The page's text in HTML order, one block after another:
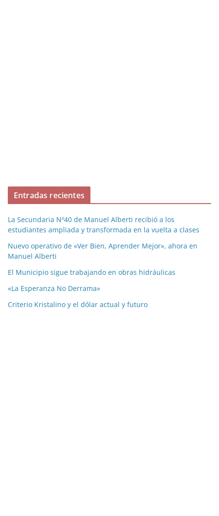
Entradas recientes
La Secundaria Nº40 de Manuel Alberti recibió a los
estudiantes ampliada y transformada en la vuelta a clases
Nuevo operativo de «Ver Bien, Aprender Mejor», ahora en
Manuel Alberti
El Municipio sigue trabajando en obras hidráulicas
«La Esperanza No Derrama»
Criterio Kristalino y el dólar actual y futuro